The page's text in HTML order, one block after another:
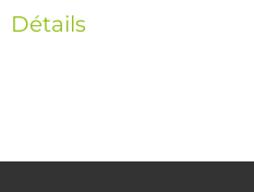
Détails